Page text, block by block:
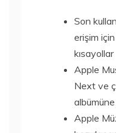
Son
erişim
kısayollar
Apple
Next ve
Apple